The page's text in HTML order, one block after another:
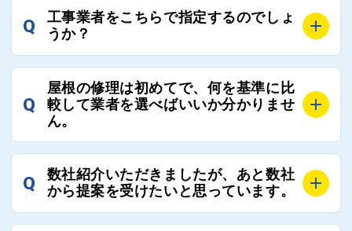
Q
工事業者をこちらで指定するのでしょ
うか？
お客様のご要望をお聞きし、条件に合った工事業者を
最大3社まで選定し、ご紹介いたします。
そのため、お客様に比較する業者を選定いただく必要
Q
屋根の修理は初めてで、何を基準に比
較して業者を選べばいいか分かりませ
ん。
選定基準はお客様によって異なりますが、価格はもち
ろんのこと、実績面や保証面、担当者の人柄や社歴、
し、総合的に判断ください。
Q
数社紹介いただきましたが、あと数社
から提案を受けたいと思っています。